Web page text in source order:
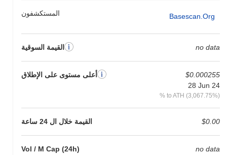
المستكشفون Basescan.org
القيمة السوقية no data
أعلى مستوى على الإطلاق
$0.000255
28 Jun 24
% to ATH (3,067.75%)
القيمة خلال ال 24 ساعة $0.00
Vol / M Cap (24h) no data